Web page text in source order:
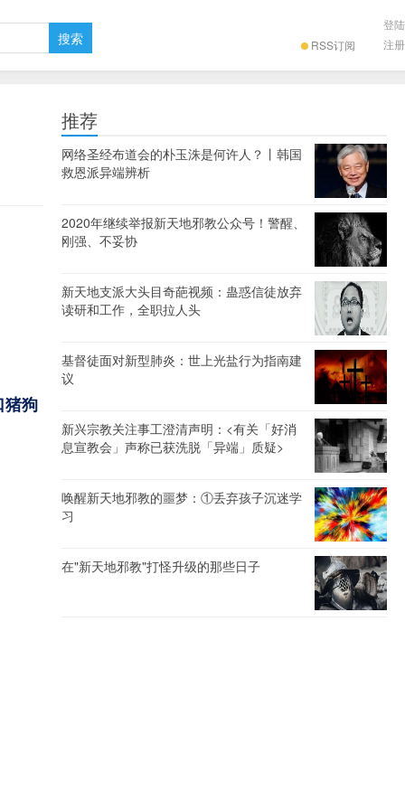
RSS订阅
登陆
注册
猪狗
推荐
网络圣经布道会的朴玉洙是何许人？丨韩国
救恩派异端辨析
2020年继续举报新天地邪教公众号！警醒、
刚强、不妥协
新天地支派大头目奇葩视频：蛊惑信徒放弃
读研和工作，全职拉人头
基督徒面对新型肺炎：世上光盐行为指南建
议
新兴宗教关注事工澄清声明：<有关「好消
息宣教会」声称已获洗脱「异端」质疑>
唤醒新天地邪教的噩梦：①丢弃孩子沉迷学
习
在"新天地邪教"打怪升级的那些日子